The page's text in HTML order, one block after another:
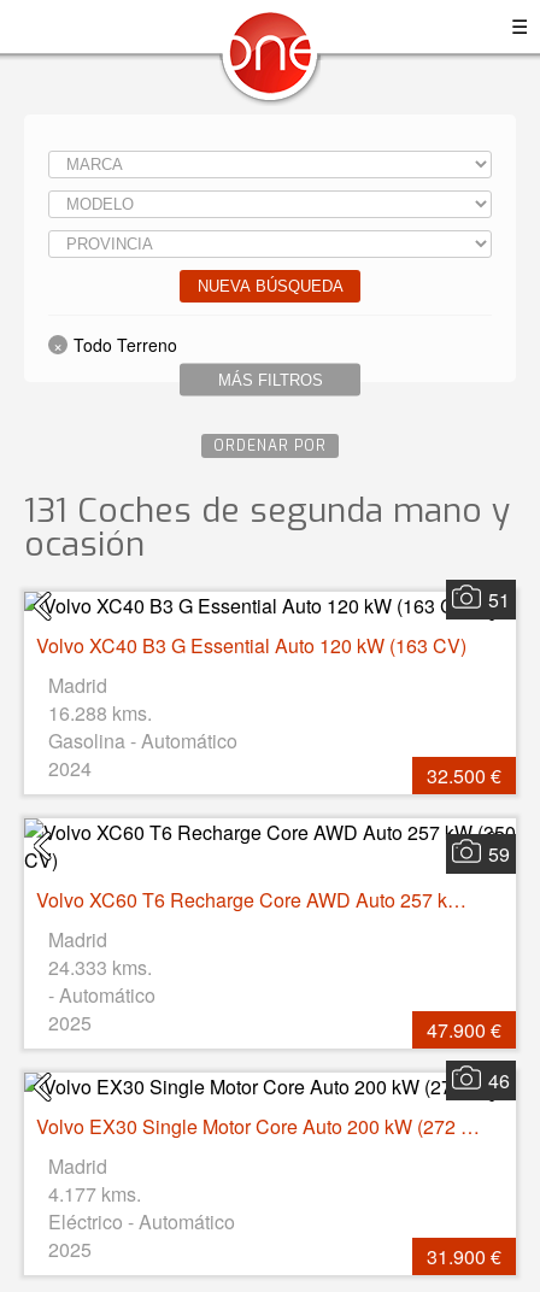
☰
NUEVA BÚSQUEDA
MÁS FILTROS
Todo Terreno
ORDENAR POR
131 Coches de segunda mano y
ocasión
51
Volvo XC40 B3 G Essential Auto 120 kW (163 CV)
Madrid
16.288 kms.
Gasolina - Automático
2024
32.500 €
59
Volvo XC60 T6 Recharge Core AWD Auto 257 kW (350 CV)
Madrid
24.333 kms.
- Automático
2025
47.900 €
46
Volvo EX30 Single Motor Core Auto 200 kW (272 CV)
Madrid
4.177 kms.
Eléctrico - Automático
2025
31.900 €